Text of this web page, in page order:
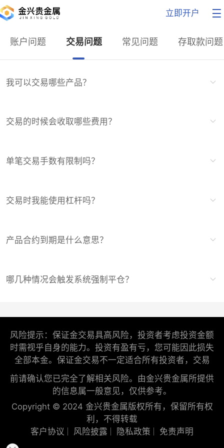
立即开户
账户问题 交易问题 常见问题 存取款问题
我可以交易哪些产品？
交易的时候会收取哪些费用？
单笔交易手数有限制吗？
交易时我能使用杠杆吗？
产品合约到期是什么意思？
哪几种情况会触发系统强制平仓？
风险提示：保证金交易具高风险，投资者考虑投资金额
时需视乎自身的能力。投资有盈有亏，您可能因此损失
全部本金。保证金交易不一定适合所有投资者，交易
前请确认您已完全了解相关风险。由金兴贵金属所提供
的信息属一般意见，仅供参考。
Copyright © 2024 金兴贵金属版权所有，保留所有权
利，不得转载
客户协议
风险披露 隐私政策 免责声明